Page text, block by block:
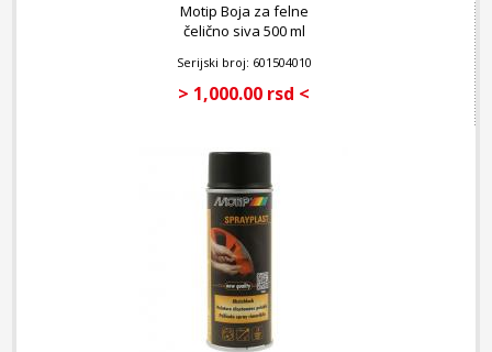
Motip Boja za felne
čelično siva 500 ml
Serijski broj: 601504010
> 1,000.00 rsd <